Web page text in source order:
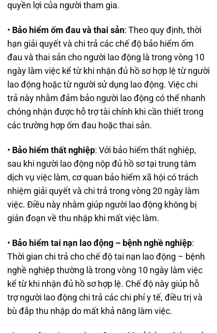
quyền lợi của người tham gia.
• Bảo hiểm ốm đau và thai sản: Theo quy định, thời
hạn giải quyết và chi trả các chế độ bảo hiểm ốm
đau và thai sản cho người lao động là trong vòng 10
ngày làm việc kể từ khi nhận đủ hồ sơ hợp lệ từ người
lao động hoặc từ người sử dụng lao động. Việc chi
trả này nhằm đảm bảo người lao động có thể nhanh
chóng nhận được hỗ trợ tài chính khi cần thiết trong
các trường hợp ốm đau hoặc thai sản.
• Bảo hiểm thất nghiệp: Với bảo hiểm thất nghiệp,
sau khi người lao động nộp đủ hồ sơ tại trung tâm
dịch vụ việc làm, cơ quan bảo hiểm xã hội có trách
nhiệm giải quyết và chi trả trong vòng 20 ngày làm
việc. Điều này nhằm giúp người lao động không bị
gián đoạn về thu nhập khi mất việc làm.
• Bảo hiểm tai nạn lao động – bệnh nghề nghiệp:
Thời gian chi trả cho chế độ tai nạn lao động – bệnh
nghề nghiệp thường là trong vòng 10 ngày làm việc
kể từ khi nhận đủ hồ sơ hợp lệ. Chế độ này giúp hỗ
trợ người lao động chi trả các chi phí y tế, điều trị và
bù đắp thu nhập do mất khả năng làm việc.